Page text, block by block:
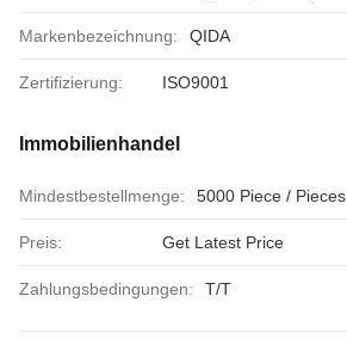
Markenbezeichnung: QIDA
Zertifizierung: ISO9001
Immobilienhandel
Mindestbestellmenge: 5000 Piece / Pieces
Preis: Get Latest Price
Zahlungsbedingungen: T/T